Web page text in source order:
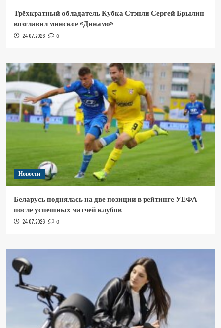
Трёхкратный обладатель Кубка Стэнли Сергей Брылин
возглавил минское «Динамо»
24.07.2026 0
Новости
Беларусь поднялась на две позиции в рейтинге УЕФА
после успешных матчей клубов
24.07.2026 0